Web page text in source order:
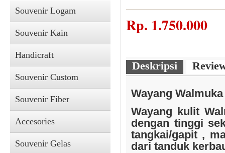
Souvenir Logam
Souvenir Kain
Handicraft
Souvenir Custom
Souvenir Fiber
Accesories
Souvenir Gelas Souvenir Kain
Rp. 1.750.000
Deskripsi
Wayang
Wayang kulit
dengan tinggi
tangkai/gapit ,
dari tanduk